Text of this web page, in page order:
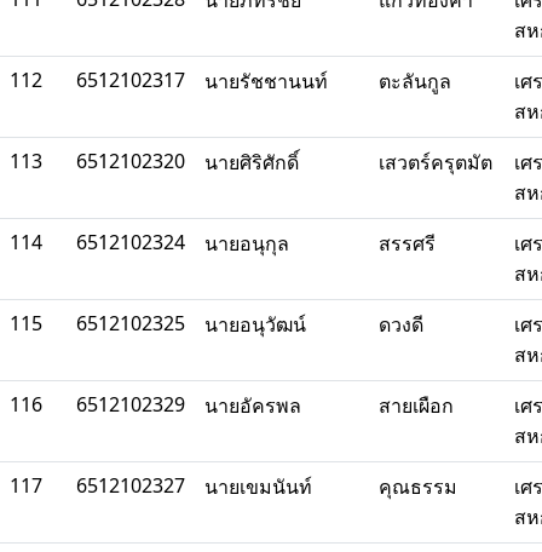
ส
112
6512102317 นายรัชชานนท์ ตะลันกูล
เ
ส
113
6512102320 นายศิริศักดิ์ เสวตร์ครุตมัต
เ
ส
114
6512102324 นายอนุกุล สรรศรี
เ
ส
115
6512102325 นายอนุวัฒน์ ดวงดี
เ
ส
116
6512102329 นายอัครพล สายเผือก
เ
ส
117
6512102327 นายเขมนันท์ คุณธรรม
เ
ส